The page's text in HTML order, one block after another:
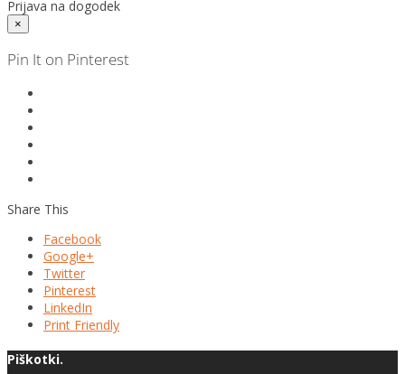
Prijava na dogodek
×
Pin It on Pinterest
Share This
Facebook
Google+
Twitter
Pinterest
LinkedIn
Print Friendly
Piškotki.